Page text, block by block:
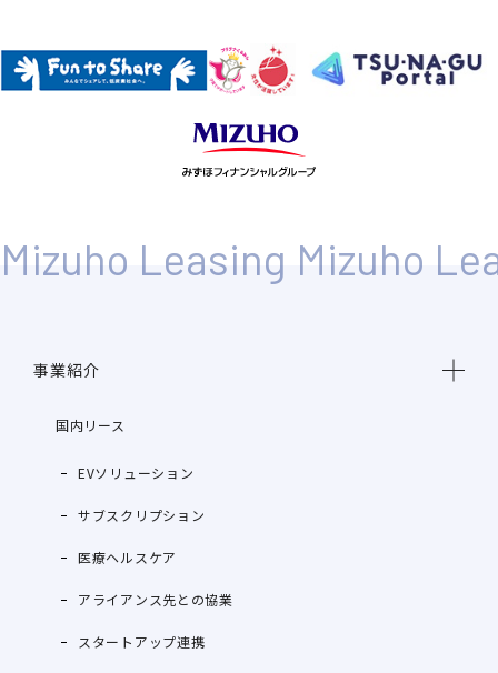
事業紹介
国内リース
EVソリューション
サブスクリプション
医療ヘルスケア
アライアンス先との協業
スタートアップ連携